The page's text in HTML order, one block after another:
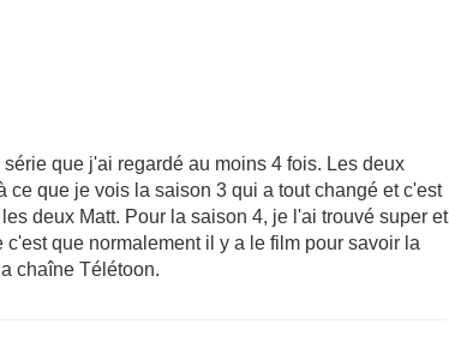
que j'ai regardé au moins 4 fois. Les deux
ce que je vois la saison 3 qui a tout changé et c'est
deux Matt. Pour la saison 4, je l'ai trouvé super et
que normalement il y a le film pour savoir la
chaîne Télétoon.